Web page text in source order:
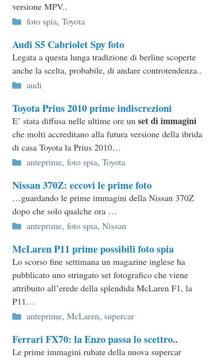
versione MPV..
Categorie
foto spia, Toyota
Audi S5 Cabriolet Spy foto
Legata a questa lunga tradizione di berline scoperte
anche la scelta, probabile, di andare controtendenza..
Categorie
audi
Toyota Prius 2010 prime indiscrezioni
E’ stata diffusa nelle ultime ore un set di immagini
che molti accreditano alla futura versione della ibrida
di casa Toyota la Prius 2010…
Categorie
anteprime, foto spia, Toyota
Nissan 370Z: eccovi le prime foto
…guardando le prime immagini della Nissan 370Z
dopo che solo qualche ora …
Categorie
anteprime, foto spia, Nissan
McLaren P11 prime possibili foto spia
Lo scorso fine settimana un magazine inglese ha
pubblicato uno stringato set fotografico che viene
attribuito all’erede della splendida McLaren F1, la
P11…
Categorie
anteprime, McLaren, supercar
Ferrari FX70: la Enzo passa lo scettro..
Le prime immagini rubate della nuova supercar